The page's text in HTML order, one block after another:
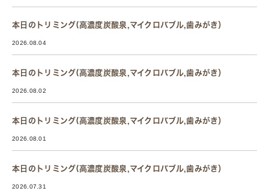
本日のトリミング(高濃度炭酸泉,マイクロバブル,歯みがき）
2026.08.04
本日のトリミング(高濃度炭酸泉,マイクロバブル,歯みがき）
2026.08.02
本日のトリミング(高濃度炭酸泉,マイクロバブル,歯みがき）
2026.08.01
本日のトリミング(高濃度炭酸泉,マイクロバブル,歯みがき）
2026.07.31